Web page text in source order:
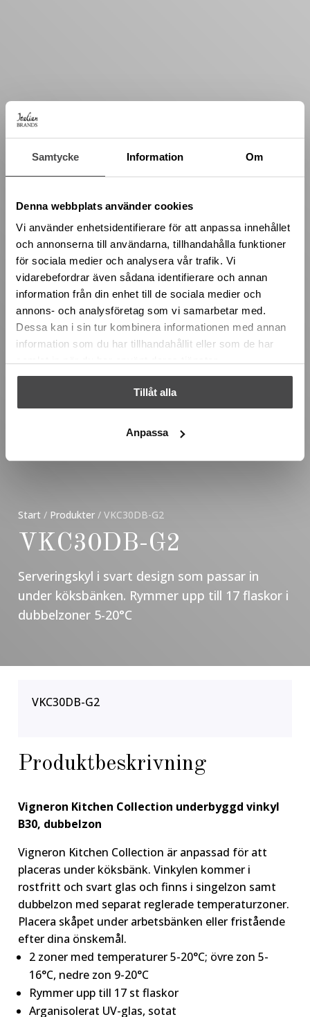
Samtycke Information Om
Denna webbplats använder cookies
Vi använder enhetsidentifierare för att anpassa innehållet
och annonserna till användarna, tillhandahålla funktioner
för sociala medier och analysera vår trafik. Vi
vidarebefordrar även sådana identifierare och annan
information från din enhet till de sociala medier och
annons- och analysföretag som vi samarbetar med.
Dessa kan i sin tur kombinera informationen med annan
information som du har tillhandahållit eller som de har
Tillåt alla
Anpassa
Start / Produkter /VKC30DB-G2
VKC30DB-G2
Serveringskyl i svart design som passar in
under köksbänken. Rymmer upp till 17 flaskor i
dubbelzoner 5-20°C
Produktbeskrivning
Vigneron Kitchen Collection underbyggd vinkyl
B30, dubbelzon
Vigneron Kitchen Collection är anpassad för att
placeras under köksbänk. Vinkylen kommer i
rostfritt och svart glas och finns i singelzon samt
dubbelzon med separat reglerade temperaturzoner.
Placera skåpet under arbetsbänken eller fristående
efter dina önskemål.
2 zoner med temperaturer 5-20°C; övre zon 5-
16°C, nedre zon 9-20°C
Rymmer upp till 17 st flaskor
Arganisolerat UV-glas, sotat
VKC30DB-G2